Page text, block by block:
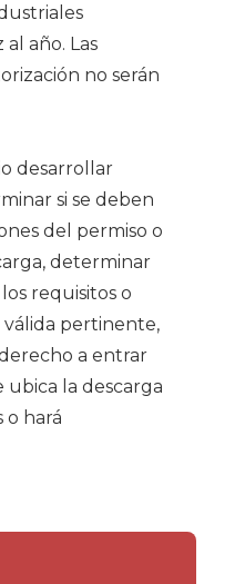
año. Las
no serán
desarrollar
si se deben
del permiso o
determinar
requisitos o
pertinente,
a entrar
ubica la descarga
o hará